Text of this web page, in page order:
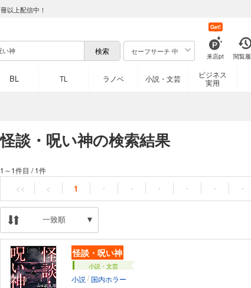
以上配信中！
セーフサーチ 中
来店pt
Get!
閲覧
BL TL ラノベ 小説・文芸
ビジネス
実用
怪談・呪い神の検索結果
1～1件目 /1件
<< < 1 ・ ・ ・ ・ ・ ・
一致順
怪談・呪い神
小説・文芸
小説 / 国内ホラー